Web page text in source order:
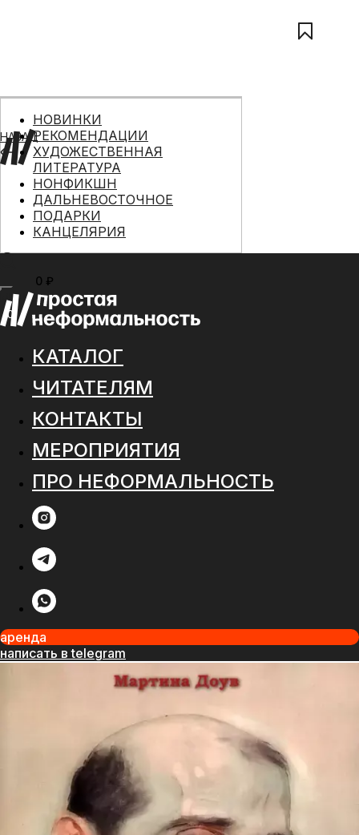
0 ₽
МЕНЮ
0
НАЗАД
НОВИНКИ
РЕКОМЕНДАЦИИ
ХУДОЖЕСТВЕННАЯ
ЛИТЕРАТУРА
НОНФИКШН
ДАЛЬНЕВОСТОЧНОЕ
ПОДАРКИ
КАНЦЕЛЯРИЯ
КАТАЛОГ
ЧИТАТЕЛЯМ
КОНТАКТЫ
МЕРОПРИЯТИЯ
ПРО НЕФОРМАЛЬНОСТЬ
аренда
написать в telegram